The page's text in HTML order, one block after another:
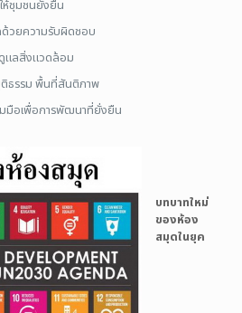
ห้ชุมชนยั่งยืน
ด้วยความรับผิดชอบ
แลสิ่งแวดล้อม
ธรรม พื้นที่สันติภาพ
มมือเพื่อการพัฒนาที่ยั่งยืน
บทบาทใหม่
ของห้อง
สมุดในยุค